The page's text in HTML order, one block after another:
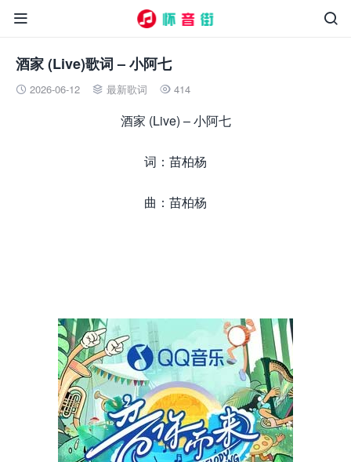


酒家 (Live)歌词 – 小阿七
 2026-06-12  最新歌词  414
酒家 (Live) – 小阿七
词：苗柏杨
曲：苗柏杨